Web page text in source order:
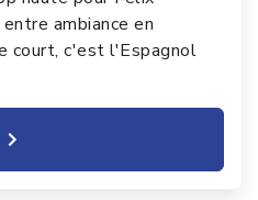
ambiance en
court, c'est l'Espagnol